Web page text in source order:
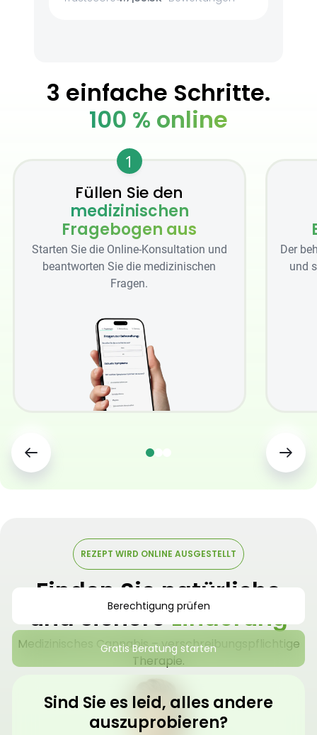
3 einfache Schritte.
100 % online
1
Füllen Sie den
medizinischen
Fragebogen aus
Starten Sie die Online-Konsultation und
beantworten Sie die medizinischen
Fragen.
Der
und
REZEPT WIRD ONLINE AUSGESTELLT
Finden Sie natürliche
und sichereLinderung
Medizinisches Cannabis – verschreibungspflichtige
Therapie.
Berechtigung prüfen
Gratis Beratung starten
Sind Sie es leid, alles andere
auszuprobieren?